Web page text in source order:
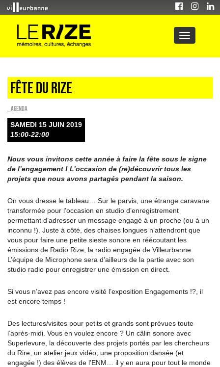
Fête du Rize
_Agenda
SAMEDI 15 JUIN 2019
15:00-22:00
Nous vous invitons cette année à faire la fête sous le signe
de l’engagement ! L’occasion de (re)découvrir tous les
projets que nous avons partagés pendant la saison.
On vous dresse le tableau… Sur le parvis, une étrange caravane
transformée pour l’occasion en studio d’enregistrement
permettant d’adresser un message engagé à un proche (ou à un
inconnu !). Juste à côté, des chaises longues n’attendront que
vous pour faire une petite sieste sonore en réécoutant les
émissions de Radio Rize, la radio engagée de Villeurbanne.
L’équipe de Microphone sera d’ailleurs de la partie avec son
studio radio pour enregistrer une émission en direct.
Si vous n’avez pas encore visité l’exposition Engagements !?, il
est encore temps !
Des lectures/visites pour petits et grands sont prévues toute
l’après-midi. Vous en voulez encore ? Un câlin sonore avec
Superlevure, la découverte des projets portés par les chercheurs
du Rire, un atelier jeux vidéo, une proposition dansée (et
engagée !) des élèves de l’ENM… il y en aura pour tout le monde